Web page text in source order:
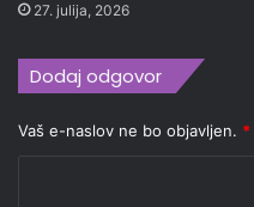
27. julija, 2026
Dodaj odgovor
Vaš e-naslov ne bo objavljen. *